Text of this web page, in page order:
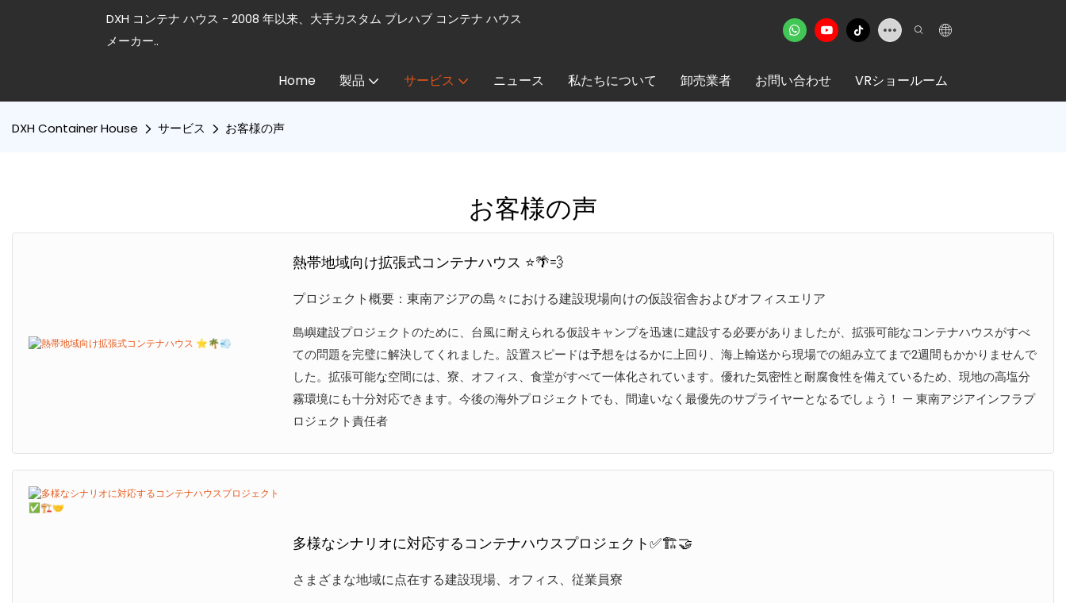
DXH コンテナ ハウス - 2008 年以来、大手カスタム プレハブ コンテナ ハウス
メーカー..
Home 製品 サービス ニュース 私たちについて 卸売業者 お問い合わせ VRショールーム
DXH Container House サービス お客様の声
お客様の声
熱帯地域向け拡張式コンテナハウス ⭐🌴💨
プロジェクト概要：東南アジアの島々における建設現場向けの仮設宿舎およびオフィスエリア
島嶼建設プロジェクトのために、台風に耐えられる仮設キャンプを迅速に建設する必要がありましたが、拡張可能なコンテナハウスがすべ
ての問題を完璧に解決してくれました。設置スピードは予想をはるかに上回り、海上輸送から現場での組み立てまで2週間もかかりませんで
した。拡張可能な空間には、寮、オフィス、食堂がすべて一体化されています。優れた気密性と耐腐食性を備えているため、現地の高塩分
霧環境にも十分対応できます。今後の海外プロジェクトでも、間違いなく最優先のサプライヤーとなるでしょう！ — 東南アジアインフラプ
ロジェクト責任者
多様なシナリオに対応するコンテナハウスプロジェクト✅🏗️🤝
さまざまな地域に点在する建設現場、オフィス、従業員寮